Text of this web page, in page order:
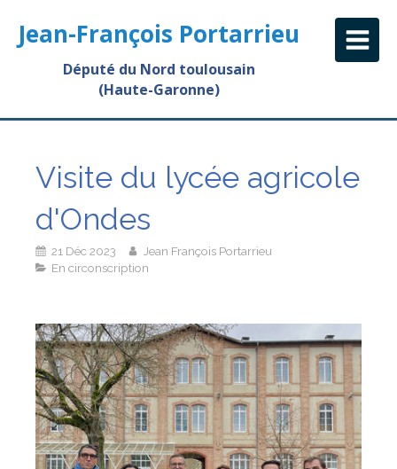
Jean-François Portarrieu
Député du Nord toulousain
(Haute-Garonne)
Visite du lycée agricole
d'Ondes
21 Déc 2023
Jean François Portarrieu
En circonscription